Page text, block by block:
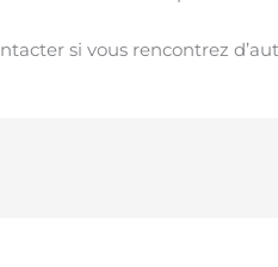
si vous rencontrez